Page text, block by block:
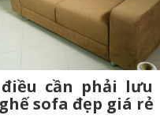
cần phải
sofa đẹp giá rẻ